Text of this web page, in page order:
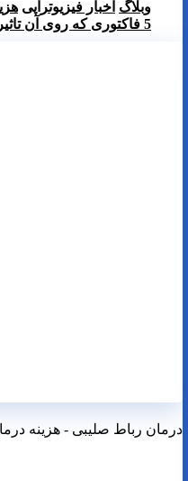
وبلاگ اخبار فیزیوتراپی
5 فاکتوری که روی آن تاثیر می گذارند!
درمان رباط صلیبی - هزینه